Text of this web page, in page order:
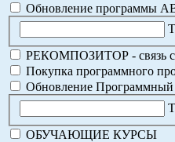
Обновление программы
РЕКОМПОЗИТОР - связь с
Покупка программного
Обновление
ОБУЧАЮЩИЕ КУРСЫ